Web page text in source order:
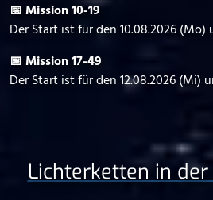
📅 Mission 10-19
Der Start ist für den 10.08.2026 (Mo)
📅 Mission 17-49
Der Start ist für den 12.08.2026 (Mi)
Lichterketten in